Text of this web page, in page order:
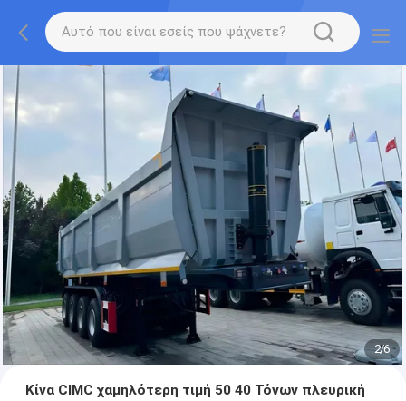
2/6
Κίνα CIMC χαμηλότερη τιμή 50 40 Τόνων πλευρική